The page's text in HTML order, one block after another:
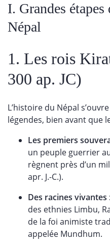
I. Grandes
Népal
1. Les rois
300 ap. JC)
L’histoire du Népal
légendes, bien avant que
Les premiers
un peuple guerrier
règnent près d’un
apr. J.-C.).
Des racines vivantes
des ethnies Limbu,
de la foi animiste
appelée Mundhum.